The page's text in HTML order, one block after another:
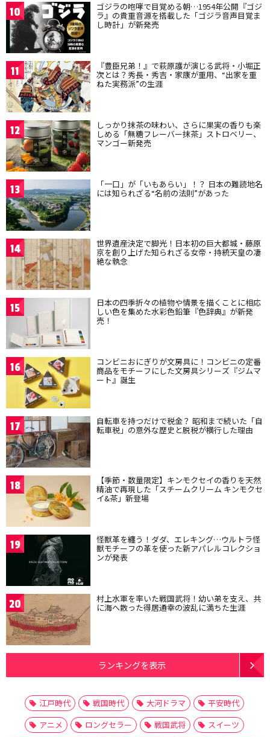
10 ゴジラの咆哮で目覚める朝…1954年公開『ゴジ
ラ』の貴重音源を搭載した「ゴジラ音声目覚ま
し時計」が新発売
11 『豊臣兄弟！』で萩原護が演じる武将・小堀正
次とは？秀長・秀吉・家康が重用、“出家を重
ねた実務派”の生涯
12 しっかり抹茶の味わい、さらに果実の香りも楽
しめる「無糖フレーバー抹茶」ストロベリー、
マンゴー新発売
13 「一口」が「いもあらい」！？ 日本の難読地名
には知られざる“名前の法則”があった
14 世界遺産決定で脚光！日本初の巨大都城・藤原
京を創り上げた知られざる女帝・持統天皇の凄
絶な執念
15 日本の四季折々の植物や情景を描くことに相応
しい色を集めた水彩色鉛筆『色辞典』が新発
売！
16 コンビニおにぎりが文房具に！コンビニの定番
商品をモチーフにした文房具シリーズ『ジムマ
ート』誕生
17 自転車を持つだけで税金？ 昭和まで続いた「自
転車税」の意外な歴史と脱税が横行した理由
18 【季節・数量限定】キンモクセイの香りを天然
精油で再現した「スチームクリーム キンモクセ
イ&茶」新登場
19 怪獣革を纏う！ダダ、エレキング…ウルトラ怪
獣モチーフの革を使った新アパレルコレクショ
ンが発表
20 村上水軍を率いた戦国武将！幼い弟を支え、共
に海へ散った得居通幸の波乱に満ちた生涯
ランキングを表示
江戸時代 戦国時代 大河ドラマ
平安時代
アニメ
ロングセラー 戦国武将
スイーツ